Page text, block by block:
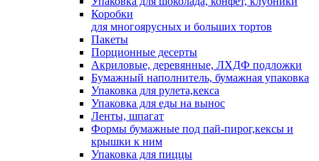
Коробки
для многоярусных и больших тортов
Пакеты
Порционные десерты
Акриловые, деревянные, ЛХДФ подложки
Бумажный наполнитель, бумажная упаковка
Упаковка для рулета,кекса
Упаковка для еды на вынос
Ленты, шпагат
Формы бумажные под пай-пирог,кексы и
крышки к ним
Упаковка для пиццы